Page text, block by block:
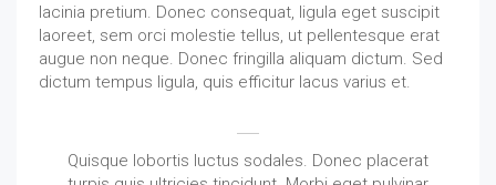
lacinia pretium. Donec consequat, ligula eget suscipit
laoreet, sem orci molestie tellus, ut pellentesque erat
augue non neque. Donec fringilla aliquam dictum. Sed
dictum tempus ligula, quis efficitur lacus varius et.
Quisque lobortis luctus sodales. Donec placerat